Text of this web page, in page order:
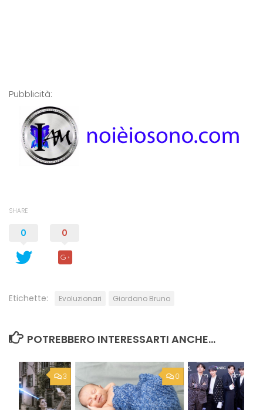
Pubblicità:
SHARE
0 0
Etichette: Evoluzionari Giordano Bruno
POTREBBERO INTERESSARTI ANCHE...
0
3